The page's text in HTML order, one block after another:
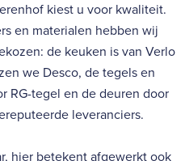
kiest u voor kwaliteit.
en materialen hebben wij
de keuken is van Verlo
we Desco, de tegels en
RG-tegel en de deuren door
leveranciers.
hier betekent afgewerkt ook